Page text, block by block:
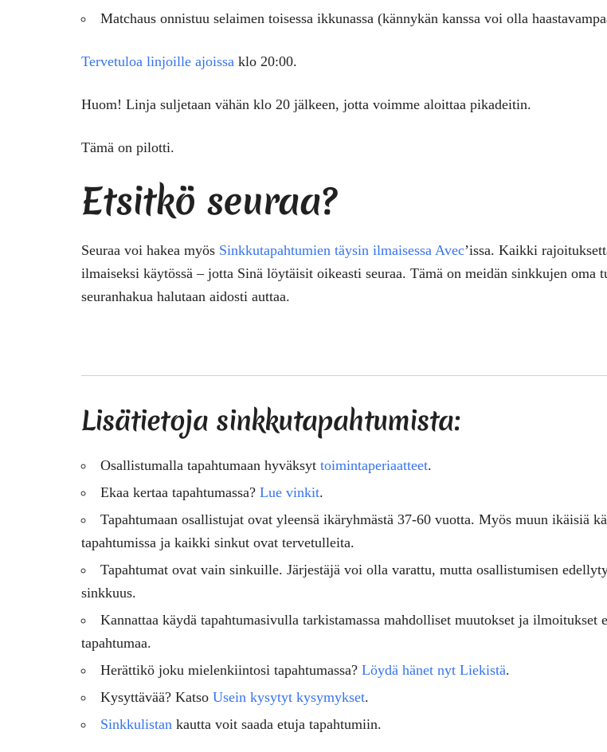
Matchaus onnistuu selaimen toisessa ikkunassa (kännykän kanssa voi olla
Tervetuloa linjoille ajoissa klo 20:00.
Huom! Linja suljetaan vähän klo 20 jälkeen, jotta voimme aloittaa pikadeitin.
Tämä on pilotti.
Etsitkö seuraa?
Seuraa voi hakea myös Sinkkutapahtumien täysin ilmaisessa Avec’issa. Kaikki
ilmaiseksi käytössä – jotta Sinä löytäisit oikeasti seuraa. Tämä on meidän sinkkujen oma
seuranhakua halutaan aidosti auttaa.
Lisätietoja sinkkutapahtumista:
Osallistumalla tapahtumaan hyväksyt toimintaperiaatteet.
Ekaa kertaa tapahtumassa? Lue vinkit.
Tapahtumaan osallistujat ovat yleensä ikäryhmästä 37-60 vuotta. Myös muun ikäisiä
tapahtumissa ja kaikki sinkut ovat tervetulleita.
Tapahtumat ovat vain sinkuille. Järjestäjä voi olla varattu, mutta osallistumisen
sinkkuus.
Kannattaa käydä tapahtumasivulla tarkistamassa mahdolliset muutokset ja ilmoitukset
tapahtumaa.
Herättikö joku mielenkiintosi tapahtumassa? Löydä hänet nyt Liekistä.
Kysyttävää? Katso Usein kysytyt kysymykset.
Sinkkulistan kautta voit saada etuja tapahtumiin.